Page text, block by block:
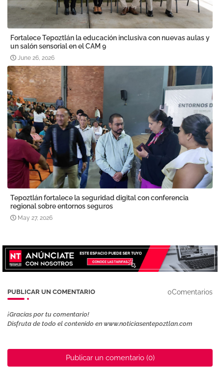
Fortalece Tepoztlán la educación inclusiva con nuevas aulas y
un salón sensorial en el CAM 9
June 26, 2026
Tepoztlán fortalece la seguridad digital con conferencia
regional sobre entornos seguros
May 27, 2026
PUBLICAR UN COMENTARIO 0Comentarios
¡Gracias por tu comentario!
Disfruta de todo el contenido en www.noticiasentepoztlan.com
Publicar un comentario (0)